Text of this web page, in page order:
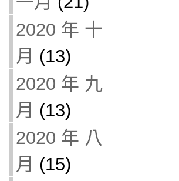
2020 年 十
月 (13)
2020 年 九
月 (13)
2020 年 八
月 (15)